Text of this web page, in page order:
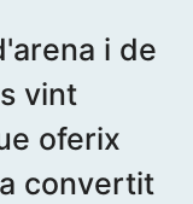
i de
vint
oferix
convertit